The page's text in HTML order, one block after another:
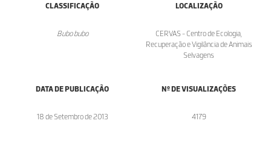
CLASSIFICAÇÃO
Bubo bubo
LOCALIZAÇÃO
CERVAS - Centro de Ecologia,
Recuperação e Vigilância de Animais
Selvagens
DATA DE PUBLICAÇÃO
18 de Setembro de 2013
Nº DE VISUALIZAÇÕES
4179